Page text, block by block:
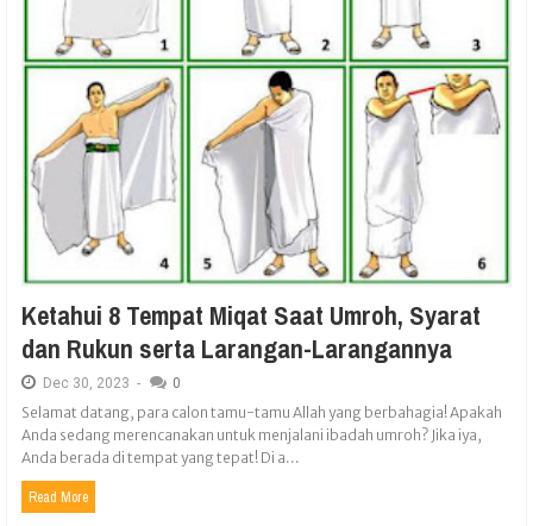
Ketahui 8 Tempat Miqat Saat Umroh, Syarat
dan Rukun serta Larangan-Larangannya
Dec 30, 2023 - 0
Selamat datang, para calon tamu-tamu Allah yang berbahagia! Apakah
Anda sedang merencanakan untuk menjalani ibadah umroh? Jika iya,
Anda berada di tempat yang tepat! Di a...
Read More